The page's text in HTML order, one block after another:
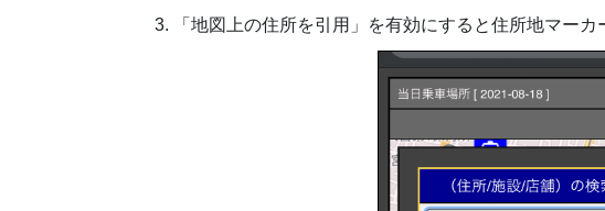
「地図上の住所を引用」を有効にすると住所地マーカ